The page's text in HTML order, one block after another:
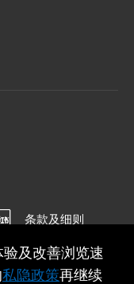
条款及细则
及改善浏览速
私隐政策再继续